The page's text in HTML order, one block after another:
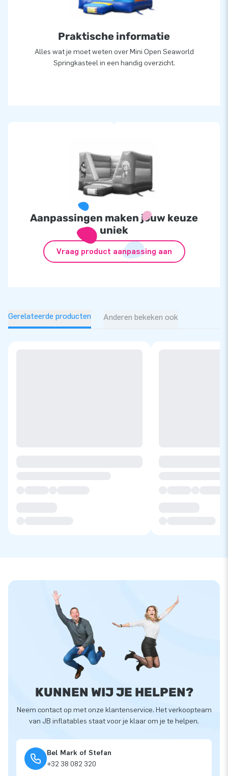
Praktische informatie
Alles wat je moet weten over Mini Open Seaworld
Springkasteel in een handig overzicht.
Aanpassingen maken jouw keuze
uniek
Vraag product aanpassing aan
Gerelateerde producten Anderen bekeken ook
KUNNEN WIJ JE HELPEN?
Neem contact op met onze klantenservice. Het verkoopteam
van JB inflatables staat voor je klaar om je te helpen.
Bel Mark of Stefan
+32 38 082 320